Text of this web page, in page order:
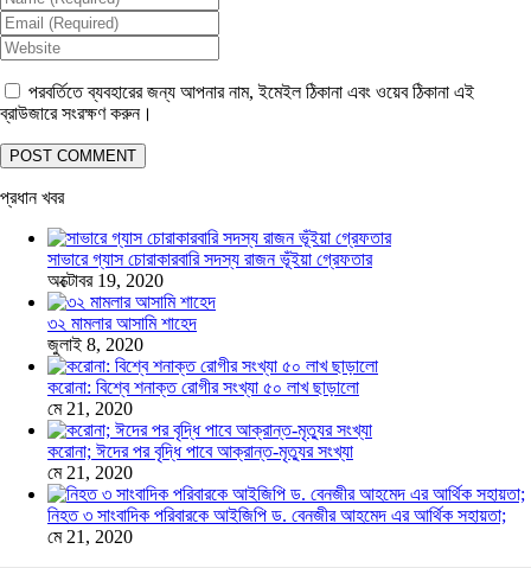
পরবর্তিতে ব্যবহারের জন্য আপনার নাম, ইমেইল ঠিকানা এবং ওয়েব ঠিকানা এই
ব্রাউজারে সংরক্ষণ করুন।
প্রধান খবর
সাভারে গ্যাস চোরাকারবারি সদস্য রাজন ভূঁইয়া গ্রেফতার
অক্টোবর 19, 2020
৩২ মামলার আসামি শাহেদ
জুলাই 8, 2020
করোনা: বিশ্বে শনাক্ত রোগীর সংখ্যা ৫০ লাখ ছাড়ালো
মে 21, 2020
করোনা; ঈদের পর বৃদ্ধি পাবে আক্রান্ত-মৃত্যুর সংখ্যা
মে 21, 2020
নিহত ৩ সাংবাদিক পরিবারকে আইজিপি ড. বেনজীর আহমেদ এর আর্থিক সহায়তা;
মে 21, 2020